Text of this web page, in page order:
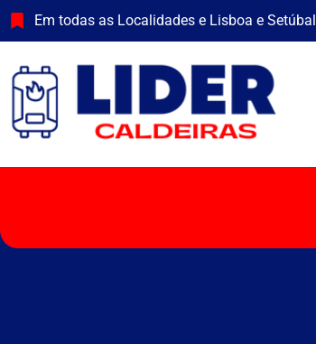
Skip
to
Em todas as Localidades e Lisboa e Setúbal